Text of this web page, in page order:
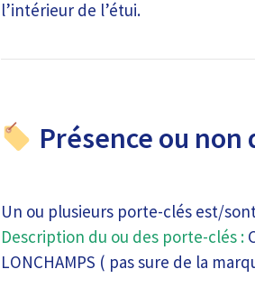
l’intérieur de l’étui.
Présence ou non
Un ou plusieurs porte-clés est/
Description du ou des porte-clés :
LONCHAMPS ( pas sure de la